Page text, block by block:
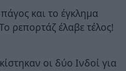
και το έγκλημα
ρεπορτάζ έλαβε τέλος!
οι δύο Ινδοί για